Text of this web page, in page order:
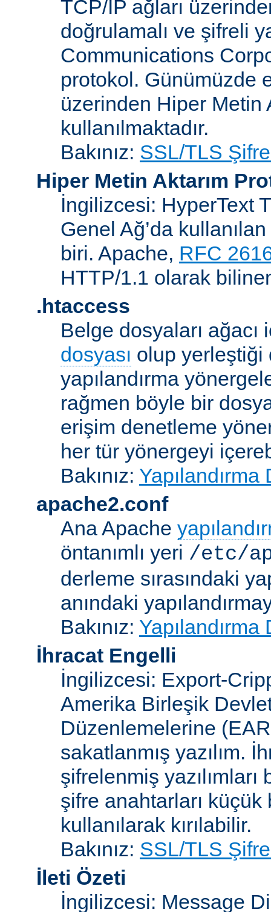
TCP/IP ağları
doğrulamalı ve şifreli
Communications
protokol. Günümüzde
üzerinden Hiper Metin
kullanılmaktadır.
Bakınız: SSL/TLS
Hiper Metin Aktarım
İngilizcesi: HyperText
Genel Ağ’da
biri. Apache, RFC
HTTP/1.1 olarak
.htaccess
Belge dosyaları
dosyası olup yerleştiği
yapılandırma
rağmen böyle bir
erişim denetleme
her tür yönergeyi
Bakınız: Yapılandırma
apache2.conf
Ana Apache
öntanımlı yeri /etc/
derleme sırasındaki
anındaki
Bakınız: Yapılandırma
İhracat Engelli
İngilizcesi: Export-
Amerika Birleşik
Düzenlemelerine
sakatlanmış yazılım.
şifrelenmiş
şifre anahtarları
kullanılarak kırılabilir.
Bakınız: SSL/TLS
İleti Özeti
İngilizcesi: Message